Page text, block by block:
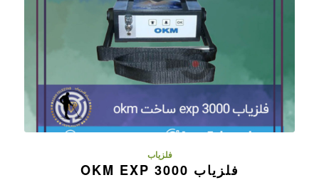
فلزیاب
فلزیاب OKM EXP 3000